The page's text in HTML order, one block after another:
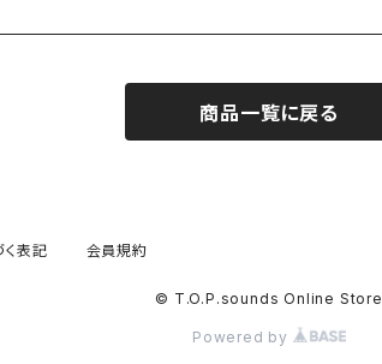
商品一覧に戻る
表記 会員規約
© T.O.P.sounds Online Store
Powered by